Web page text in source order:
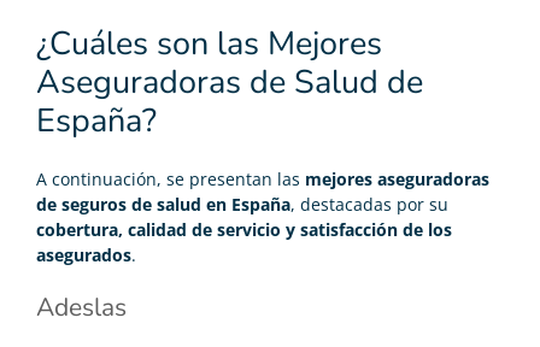
¿Cuáles son las Mejores
Aseguradoras de Salud de
España?
A continuación, se presentan las mejores aseguradoras
de seguros de salud en España, destacadas por su
cobertura, calidad de servicio y satisfacción de los
asegurados.
Adeslas